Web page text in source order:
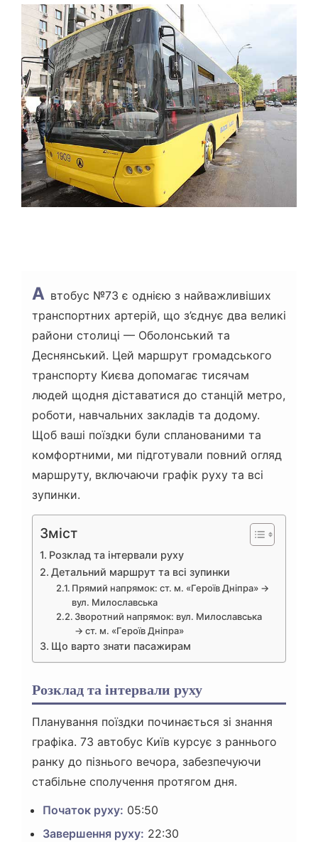
Н
Ч
А
С
Ч
И
Т
А
Н
Н
А втобус №73 є однією з найважливіших
транспортних артерій, що з’єднує два великі
райони столиці — Оболонський та
Деснянський. Цей маршрут громадського
транспорту Києва допомагає тисячам
людей щодня діставатися до станцій метро,
роботи, навчальних закладів та додому.
Щоб ваші поїздки були спланованими та
комфортними, ми підготували повний огляд
маршруту, включаючи графік руху та всі
зупинки.
Зміст
Розклад та інтервали руху
Детальний маршрут та всі зупинки
Прямий напрямок: ст. м. «Героїв Дніпра» →
вул. Милославська
Зворотний напрямок: вул. Милославська
→ ст. м. «Героїв Дніпра»
Що варто знати пасажирам
Розклад та інтервали руху
Планування поїздки починається зі знання
графіка. 73 автобус Київ курсує з раннього
ранку до пізнього вечора, забезпечуючи
стабільне сполучення протягом дня.
Початок руху: 05:50
Завершення руху: 22:30